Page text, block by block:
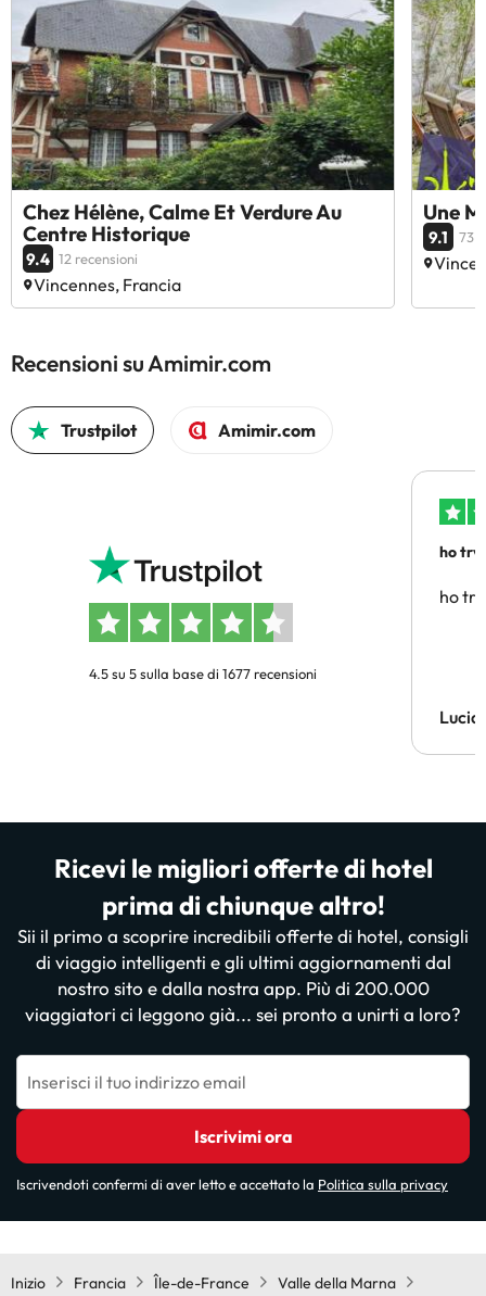
Chez Hélène, Calme Et Verdure Au
Centre Historique
9.4 12 recensioni
Vincennes, Francia
Une
9.1 73
Recensioni su Amimir.com
Trustpilot Amimir.com
4.5 su 5 sulla base di 1677 recensioni
ho
ho
Lucia
Ricevi le migliori offerte di hotel
prima di chiunque altro!
Sii il primo a scoprire incredibili offerte di hotel, consigli
di viaggio intelligenti e gli ultimi aggiornamenti dal
nostro sito e dalla nostra app. Più di 200.000
viaggiatori ci leggono già... sei pronto a unirti a loro?
Inserisci il tuo indirizzo email
Iscrivimi ora
Iscrivendoti confermi di aver letto e accettato la Politica sulla privacy
Inizio Francia Île-de-France
Valle della Marna